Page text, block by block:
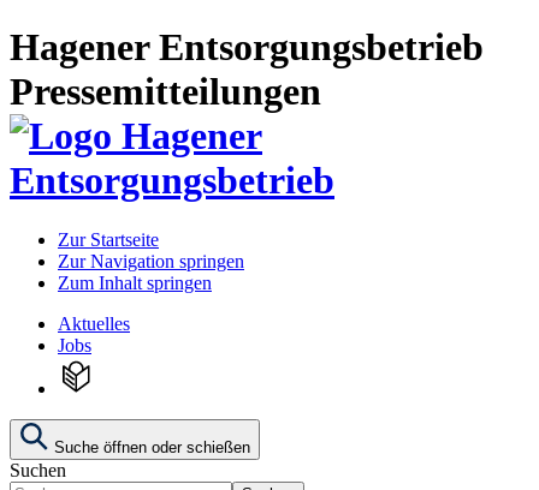
Hagener Entsorgungsbetrieb
Pressemitteilungen
Zur Startseite
Zur Navigation springen
Zum Inhalt springen
Aktuelles
Jobs
Suche öffnen oder schießen
Suchen